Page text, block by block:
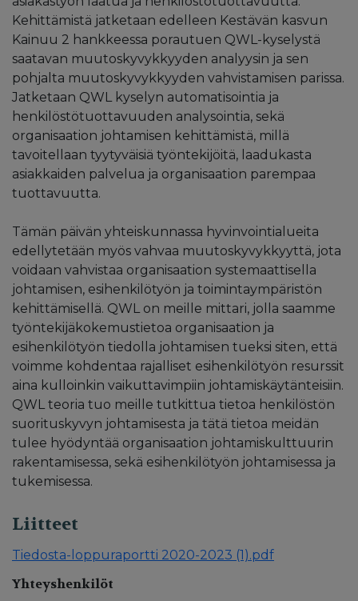
Kehittämistä jatketaan edelleen Kestävän kasvun
Kainuu 2 hankkeessa porautuen QWL-kyselystä
saatavan muutoskyvykkyyden analyysin ja sen
pohjalta muutoskyvykkyyden vahvistamisen parissa.
Jatketaan QWL kyselyn automatisointia ja
henkilöstötuottavuuden analysointia, sekä
organisaation johtamisen kehittämistä, millä
tavoitellaan tyytyväisiä työntekijöitä, laadukasta
asiakkaiden palvelua ja organisaation parempaa
tuottavuutta.
Tämän päivän yhteiskunnassa hyvinvointialueita
edellytetään myös vahvaa muutoskyvykkyyttä, jota
voidaan vahvistaa organisaation systemaattisella
johtamisen, esihenkilötyön ja toimintaympäristön
kehittämisellä. QWL on meille mittari, jolla saamme
työntekijäkokemustietoa organisaation ja
esihenkilötyön tiedolla johtamisen tueksi siten, että
voimme kohdentaa rajalliset esihenkilötyön resurssit
aina kulloinkin vaikuttavimpiin johtamiskäytänteisiin.
QWL teoria tuo meille tutkittua tietoa henkilöstön
suorituskyvyn johtamisesta ja tätä tietoa meidän
tulee hyödyntää organisaation johtamiskulttuurin
rakentamisessa, sekä esihenkilötyön johtamisessa ja
tukemisessa.
Liitteet
Tiedosta-loppuraportti 2020-2023 (1).pdf
Yhteyshenkilöt